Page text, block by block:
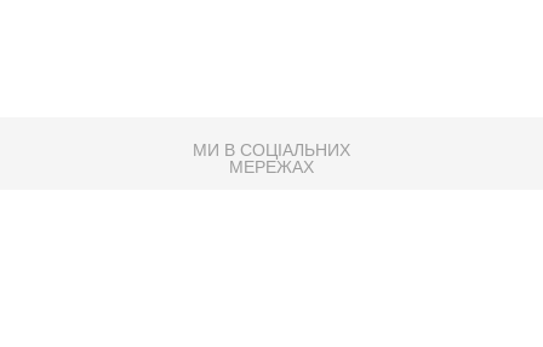
МИ В СОЦІАЛЬНИХ
МЕРЕЖАХ